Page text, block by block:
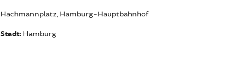
Hachmannplatz, Hamburg-Hauptbahnhof
Stadt: Hamburg